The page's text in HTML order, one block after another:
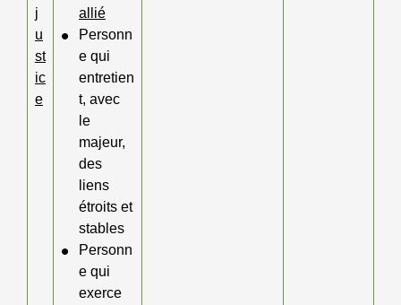
j
u
st
ic
e
allié
Personn
e qui
entretien
t, avec
le
majeur,
des
liens
étroits et
stables
Personn
e qui
exerce